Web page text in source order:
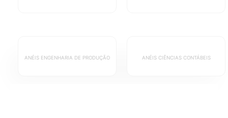
ANÉIS ENGENHARIA DE PRODUÇÃO ANÉISCIÊNCIAS CONTÁBEIS